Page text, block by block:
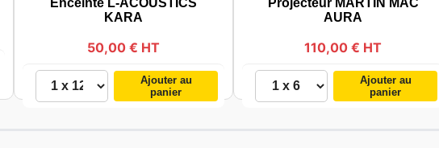
Enceinte L-ACOUSTICS
KARA
50,00 € HT
Ajouter au
panier
Projecteur MARTIN MAC
AURA
110,00 € HT
Ajouter au
panier